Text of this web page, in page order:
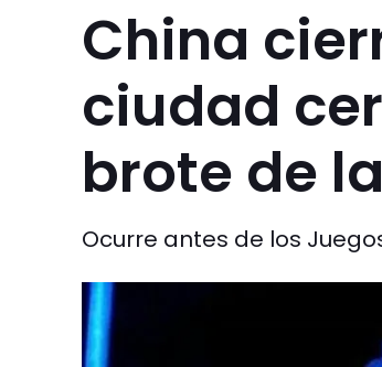
China
ciudad
brote de
Ocurre antes de los